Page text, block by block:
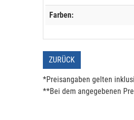
Farben:
ZURÜCK
*Preisangaben gelten
**Bei dem angegebenen